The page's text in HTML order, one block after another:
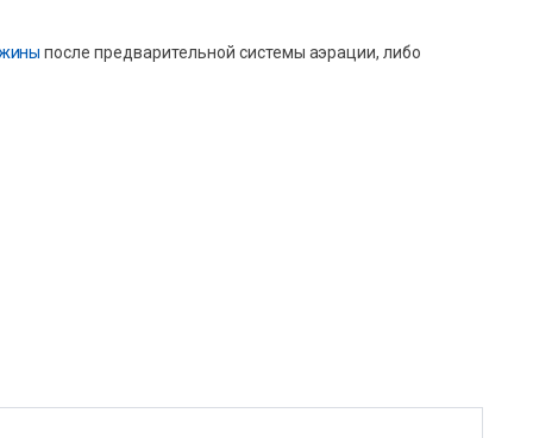
после предварительной системы аэрации, либо